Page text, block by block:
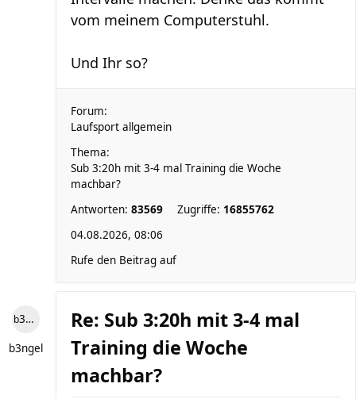
vom meinem Computerstuhl.
Und Ihr so?
Forum:
Laufsport allgemein
Thema:
Sub 3:20h mit 3-4 mal Training die Woche
machbar?
Antworten: 83569 Zugriffe: 16855762
04.08.2026, 08:06
Rufe den Beitrag auf
b3ngel
b3ngel
Re: Sub 3:20h mit 3-4 mal
Training die Woche
machbar?